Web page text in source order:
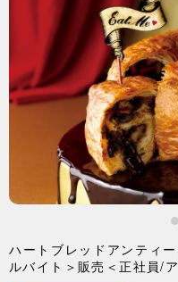
1
ハートブレッドアンティ
ルバイト＞販売＜正社員/